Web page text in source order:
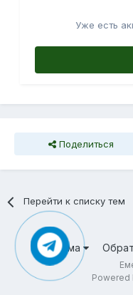
Уже есть
Поделиться
Перейти к списку тем
Тема
Powered